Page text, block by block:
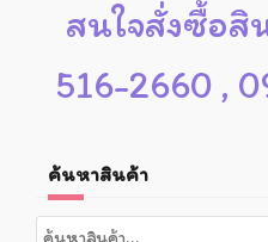
สนใจสั่งซื้อสิ
516-2660 ,
ค้นหาสินค้า
ค้นหา: